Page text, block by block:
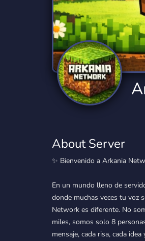
Technology
2,834 Servers 343
Twitch
359 Servers
Virtual
239
YouTube
848 Servers
About Server
✨ Bienvenido a Arkania
En un mundo lleno de
donde muchas veces tu voz
Network es diferente. No
miles, somos solo 8
mensaje, cada risa, cada